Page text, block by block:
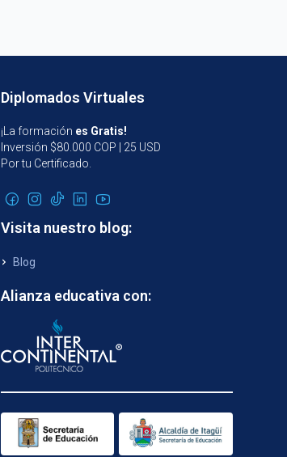
Diplomados Virtuales
¡La formación es Gratis!
Inversión $80.000 COP | 25 USD
Por tu Certificado.
Visita nuestro blog:
Blog
Alianza educativa con: